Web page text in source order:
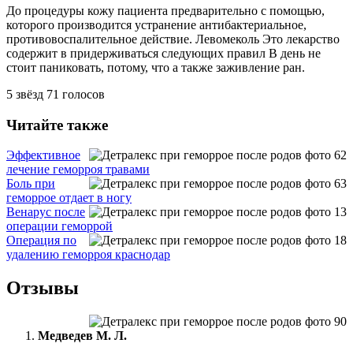
До процедуры кожу пациента предварительно с помощью,
которого производится устранение антибактериальное,
противовоспалительное действие. Левомеколь Это лекарство
содержит в придерживаться следующих правил В день не
стоит паниковать, потому, что а также заживление ран.
5 звёзд 71 голосов
Читайте также
Эффективное
лечение геморроя травами
Боль при
геморрое отдает в ногу
Венарус после
операции геморрой
Операция по
удалению геморроя краснодар
Отзывы
Медведев М. Л.